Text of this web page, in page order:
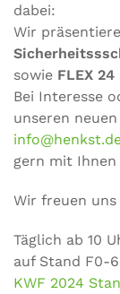
dabei:
Wir
sowie FLEX
Bei Interesse
unseren
gern mit Ihnen
Wir freuen uns
Täglich ab 10
auf Stand F0-
KWF 2024